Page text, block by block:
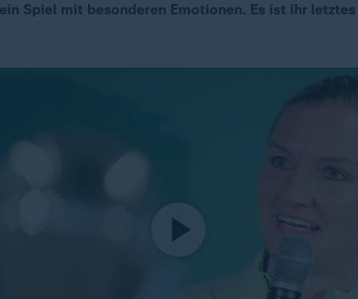
Spiel mit besonderen Emotionen. Es ist ihr